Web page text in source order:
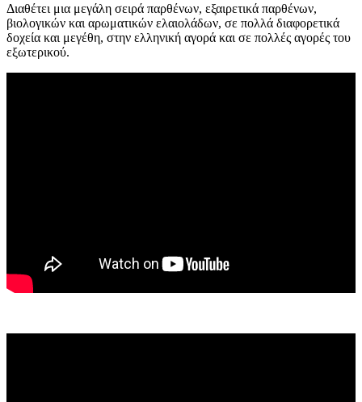
Διαθέτει μια μεγάλη σειρά παρθένων, εξαιρετικά παρθένων,
βιολογικών και αρωματικών ελαιολάδων, σε πολλά διαφορετικά
δοχεία και μεγέθη, στην ελληνική αγορά και σε πολλές αγορές του
εξωτερικού.